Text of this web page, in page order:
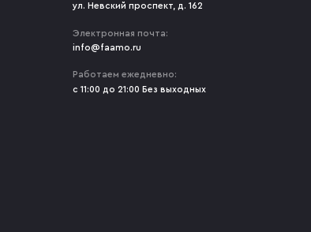
ул. Невский проспект, д. 162
Электронная почта:
info@faamo.ru
Работаем ежедневно:
с 11:00 до 21:00 Без выходных